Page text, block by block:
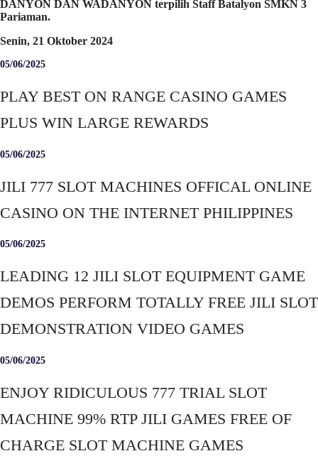
DANYON DAN WADANYON terpilih Staff Batalyon SMKN 3
Pariaman.
Senin, 21 Oktober 2024
05/06/2025
PLAY BEST ON RANGE CASINO GAMES
PLUS WIN LARGE REWARDS
05/06/2025
JILI 777 SLOT MACHINES OFFICAL ONLINE
CASINO ON THE INTERNET PHILIPPINES
05/06/2025
LEADING 12 JILI SLOT EQUIPMENT GAME
DEMOS PERFORM TOTALLY FREE JILI SLOT
DEMONSTRATION VIDEO GAMES
05/06/2025
ENJOY RIDICULOUS 777 TRIAL SLOT
MACHINE 99% RTP JILI GAMES FREE OF
CHARGE SLOT MACHINE GAMES